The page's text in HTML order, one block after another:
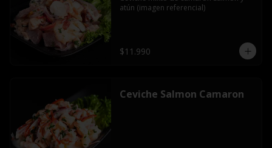
atún (imagen referencial)
$11.990
Ceviche Salmon Camaron